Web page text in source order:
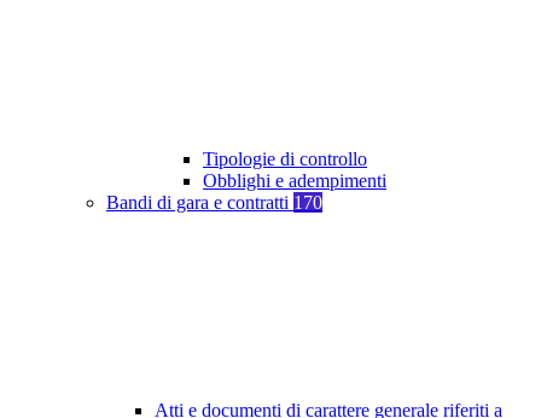
Tipologie di controllo
Obblighi e adempimenti
Bandi di gara e contratti 170
Atti e documenti di carattere generale riferiti a